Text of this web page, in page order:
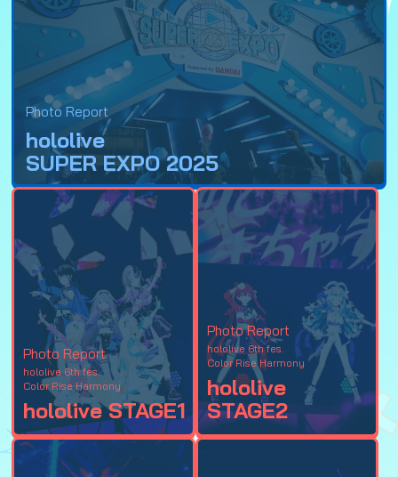
Photo Report
hololive
SUPER EXPO 2025
Photo Report
hololive 6th fes.
Color Rise Harmony
hololive STAGE1
Photo Report
hololive 6th fes.
Color Rise Harmony
hololive
STAGE2